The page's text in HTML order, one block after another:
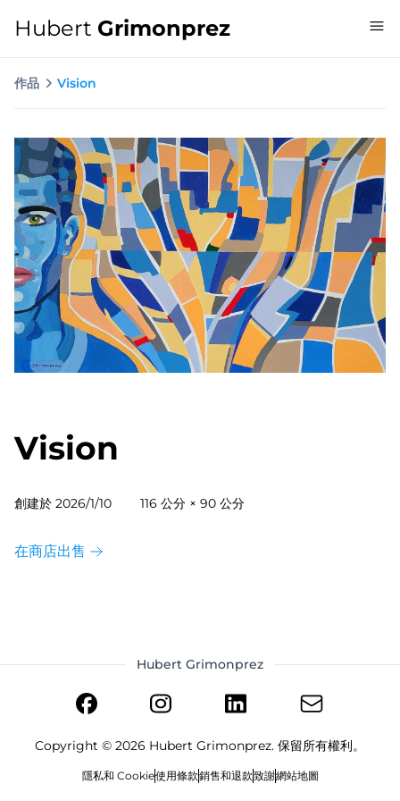
Hubert Grimonprez
作品 Vision
Vision
創建於 2026/1/10 116 公分 × 90 公分
在商店出售
Hubert Grimonprez
Copyright © 2026 Hubert Grimonprez. 保留所有權利。
隱私和 Cookie使用條款銷售和退款致謝網站地圖